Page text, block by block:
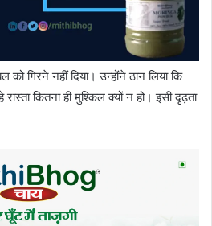
गिरने नहीं दिया। उन्होंने ठान लिया कि
रास्ता कितना ही मुश्किल क्यों न हो। इसी दृढ़ता